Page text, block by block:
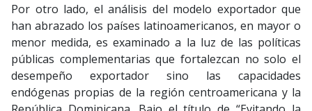
Por otro lado, el análisis del modelo exportador que
han abrazado los países latinoamericanos, en mayor o
menor medida, es examinado a la luz de las políticas
públicas complementarias que fortalezcan no solo el
desempeño exportador sino las capacidades
endógenas propias de la región centroamericana y la